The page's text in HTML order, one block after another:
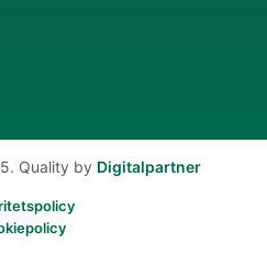
Quality by Digitalpartner